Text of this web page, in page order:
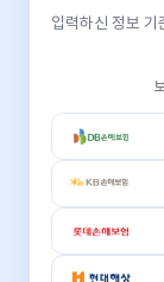
입력하신 정보 기